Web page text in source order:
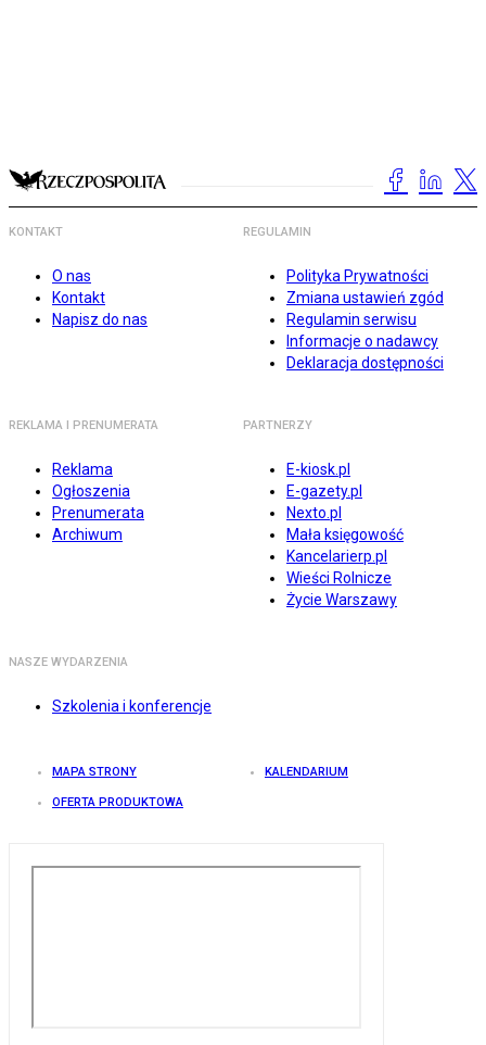
KONTAKT
O nas
Kontakt
Napisz do nas
REGULAMIN
Polityka Prywatności
Zmiana ustawień zgód
Regulamin serwisu
Informacje o nadawcy
Deklaracja dostępności
REKLAMA I PRENUMERATA
Reklama
Ogłoszenia
Prenumerata
Archiwum
PARTNERZY
E-kiosk.pl
E-gazety.pl
Nexto.pl
Mała księgowość
Kancelarierp.pl
Wieści Rolnicze
Życie Warszawy
NASZE WYDARZENIA
Szkolenia i konferencje
MAPA STRONY KALENDARIUM
OFERTA PRODUKTOWA